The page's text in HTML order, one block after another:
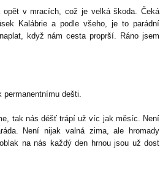
opět v mracích, což je velká škoda. Čeká
Kalábrie a podle všeho, je to parádní
když nám cesta proprší. Ráno jsem
permanentnímu dešti.
tak nás déšť trápí už víc jak měsíc. Není
Není nijak valná zima, ale hromady
na nás každý den hrnou jsou už dost